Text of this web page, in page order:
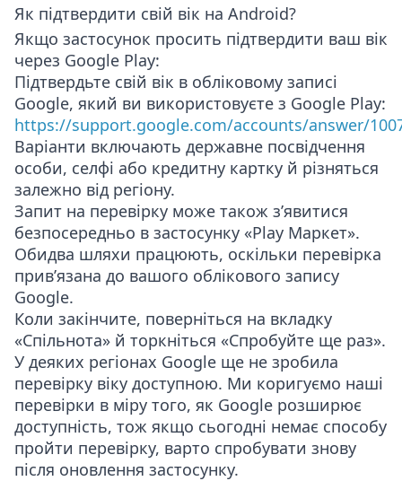
Як підтвердити свій вік на Android?
Якщо застосунок просить підтвердити ваш вік
через Google Play:
Підтвердьте свій вік в обліковому записі
Google, який ви використовуєте з Google Play:
https://support.google.com/accounts/answer/
Варіанти включають державне посвідчення
особи, селфі або кредитну картку й різняться
залежно від регіону.
Запит на перевірку може також з’явитися
безпосередньо в застосунку «Play Маркет».
Обидва шляхи працюють, оскільки перевірка
прив’язана до вашого облікового запису
Google.
Коли закінчите, поверніться на вкладку
«Спільнота» й торкніться «Спробуйте ще раз».
У деяких регіонах Google ще не зробила
перевірку віку доступною. Ми коригуємо наші
перевірки в міру того, як Google розширює
доступність, тож якщо сьогодні немає способу
пройти перевірку, варто спробувати знову
після оновлення застосунку.